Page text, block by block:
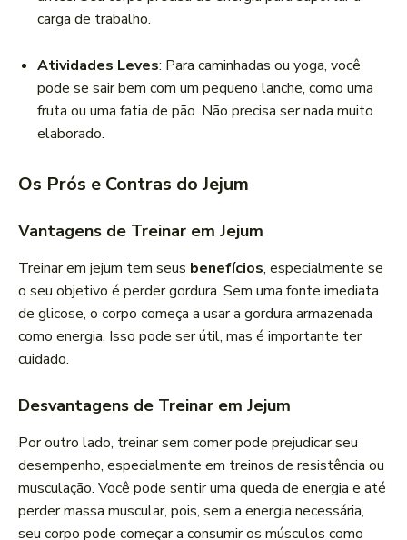
carga de trabalho.
Atividades Leves: Para caminhadas ou yoga, você
pode se sair bem com um pequeno lanche, como uma
fruta ou uma fatia de pão. Não precisa ser nada muito
elaborado.
Os Prós e Contras do Jejum
Vantagens de Treinar em Jejum
Treinar em jejum tem seus benefícios, especialmente se
o seu objetivo é perder gordura. Sem uma fonte imediata
de glicose, o corpo começa a usar a gordura armazenada
como energia. Isso pode ser útil, mas é importante ter
cuidado.
Desvantagens de Treinar em Jejum
Por outro lado, treinar sem comer pode prejudicar seu
desempenho, especialmente em treinos de resistência ou
musculação. Você pode sentir uma queda de energia e até
perder massa muscular, pois, sem a energia necessária,
seu corpo pode começar a consumir os músculos como